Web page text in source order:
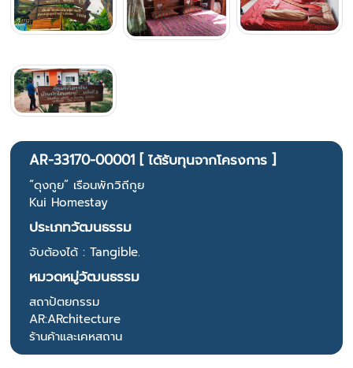
AR-33170-00001 [ ได้รับทุนจากโครงการ ]
“ดุงกูย” เรือนพักวิถีกูย
Kui Homestay
ประเภทวัฒนธรรม
จับต้องได้ : Tangible.
หมวดหมู่วัฒนธรรม
สถาปัตยกรรม
AR:ARchitecture
ร้านค้าและเคหสถาน